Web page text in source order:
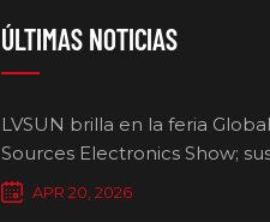
ÚLTIMAS NOTICIAS
LVSUN brilla en la feria Global
Sources Electronics Show;
cargadores multipuerto
nuevos estándares para la
APR 20, 2026